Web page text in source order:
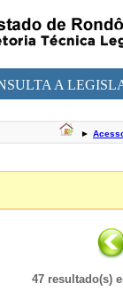
A
►
47 resultado(s)